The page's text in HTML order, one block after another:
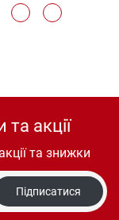
акції
та знижки
Підписатися